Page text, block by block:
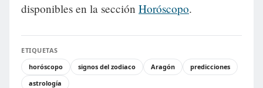
disponibles en la sección Horóscopo.
ETIQUETAS
horóscopo
signos del zodiaco Aragón
predicciones
astrología